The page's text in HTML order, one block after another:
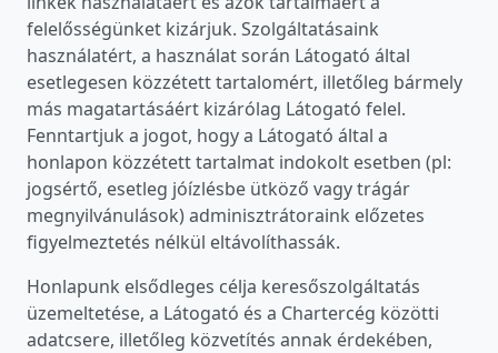
felelősségünket kizárjuk. Szolgáltatásaink
használatért, a használat során Látogató által
esetlegesen közzétett tartalomért, illetőleg bármely
más magatartásáért kizárólag Látogató felel.
Fenntartjuk a jogot, hogy a Látogató által a
honlapon közzétett tartalmat indokolt esetben (pl:
jogsértő, esetleg jóízlésbe ütköző vagy trágár
megnyilvánulások) adminisztrátoraink előzetes
figyelmeztetés nélkül eltávolíthassák.
Honlapunk elsődleges célja keresőszolgáltatás
üzemeltetése, a Látogató és a Chartercég közötti
adatcsere, illetőleg közvetítés annak érdekében,